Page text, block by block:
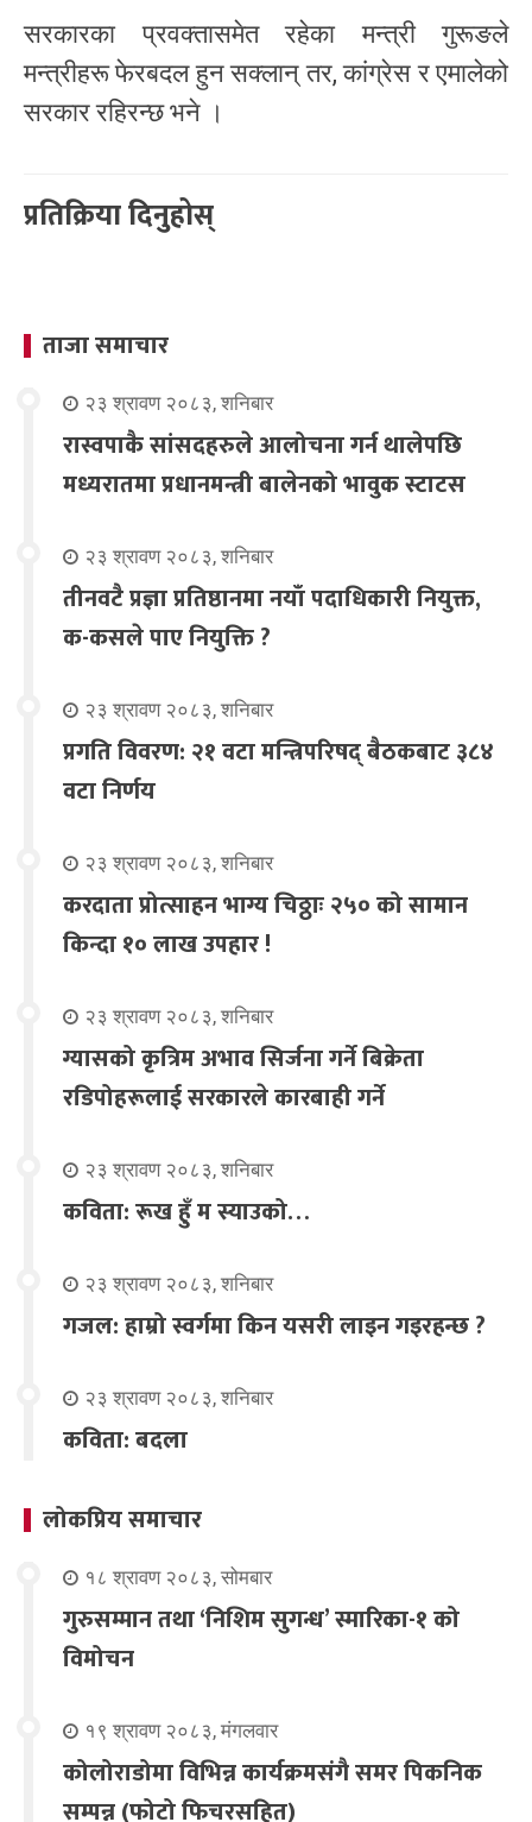
सरकारका प्रवक्तासमेत रहेका मन्त्री गुरूङले
मन्त्रीहरू फेरबदल हुन सक्लान् तर, कांग्रेस र एमालेको
सरकार रहिरन्छ भने ।
प्रतिक्रिया दिनुहोस्
ताजा समाचार
२३ श्रावण २०८३, शनिबार
रास्वपाकै सांसदहरुले आलोचना गर्न थालेपछि
मध्यरातमा प्रधानमन्त्री बालेनको भावुक स्टाटस
२३ श्रावण २०८३, शनिबार
तीनवटै प्रज्ञा प्रतिष्ठानमा नयाँ पदाधिकारी नियुक्त,
क-कसले पाए नियुक्ति ?
२३ श्रावण २०८३, शनिबार
प्रगति विवरण: २१ वटा मन्त्रिपरिषद् बैठकबाट ३८४
वटा निर्णय
२३ श्रावण २०८३, शनिबार
करदाता प्रोत्साहन भाग्य चिठ्ठाः २५० को सामान
किन्दा १० लाख उपहार !
२३ श्रावण २०८३, शनिबार
ग्यासको कृत्रिम अभाव सिर्जना गर्ने बिक्रेता
रडिपोहरूलाई सरकारले कारबाही गर्ने
२३ श्रावण २०८३, शनिबार
कविता: रूख हुँ म स्याउको…
२३ श्रावण २०८३, शनिबार
गजल: हाम्रो स्वर्गमा किन यसरी लाइन गइरहन्छ ?
२३ श्रावण २०८३, शनिबार
कविता: बदला
लोकप्रिय समाचार
१८ श्रावण २०८३, सोमबार
गुरुसम्मान तथा ‘निशिम सुगन्ध’ स्मारिका-१ को
विमोचन
१९ श्रावण २०८३, मंगलवार
कोलोराडोमा विभिन्न कार्यक्रमसंगै समर पिकनिक
सम्पन्न (फोटो फिचरसहित)